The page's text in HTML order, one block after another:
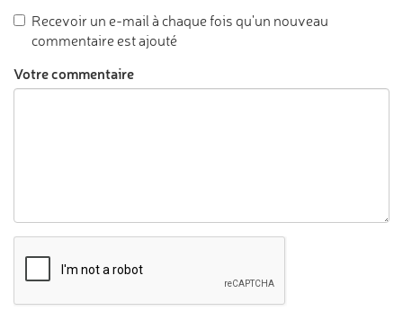
Recevoir un e-mail à chaque fois qu'un nouveau
commentaire est ajouté
Votre commentaire